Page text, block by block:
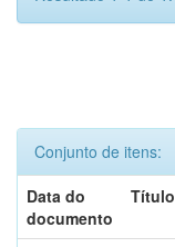
Conjunto de itens:
Data do
documento
Título